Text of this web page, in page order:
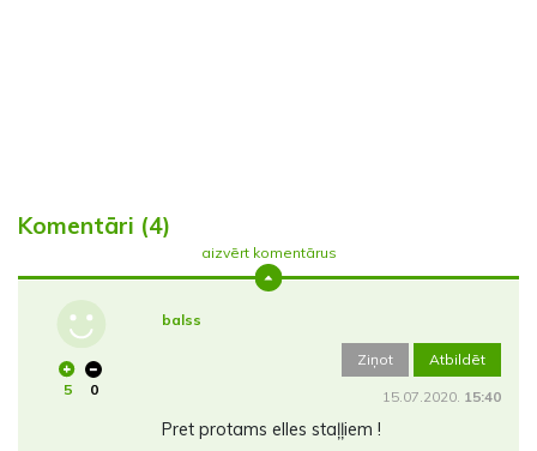
Komentāri (4)
aizvērt komentārus
5 0
balss
Ziņot Atbildēt
15.07.2020. 15:40
Pret protams elles staļļiem !